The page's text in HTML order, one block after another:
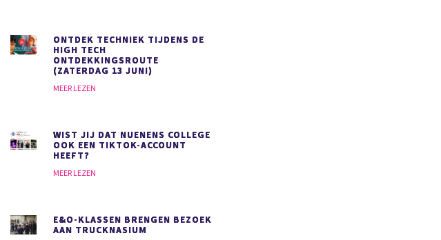
ONTDEK TECHNIEK TIJDENS DE
HIGH TECH
ONTDEKKINGSROUTE
(ZATERDAG 13 JUNI)
MEER LEZEN
WIST JIJ DAT NUENENS COLLEGE
OOK EEN TIKTOK-ACCOUNT
HEEFT?
MEER LEZEN
E&O-KLASSEN BRENGEN BEZOEK
AAN TRUCKNASIUM